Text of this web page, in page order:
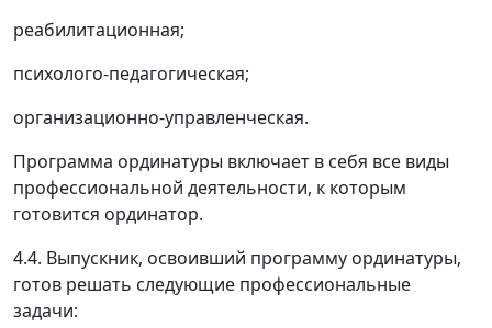
реабилитационная;
психолого-педагогическая;
организационно-управленческая.
Программа ординатуры включает в себя все виды
профессиональной деятельности, к которым
готовится ординатор.
4.4. Выпускник, освоивший программу ординатуры,
готов решать следующие профессиональные
задачи: